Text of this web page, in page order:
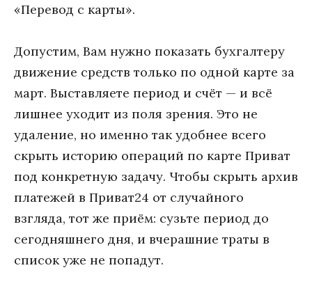
«Перевод с карты».
Допустим, Вам нужно показать бухгалтеру
движение средств только по одной карте за
март. Выставляете период и счёт — и всё
лишнее уходит из поля зрения. Это не
удаление, но именно так удобнее всего
скрыть историю операций по карте Приват
под конкретную задачу. Чтобы скрыть архив
платежей в Приват24 от случайного
взгляда, тот же приём: сузьте период до
сегодняшнего дня, и вчерашние траты в
список уже не попадут.